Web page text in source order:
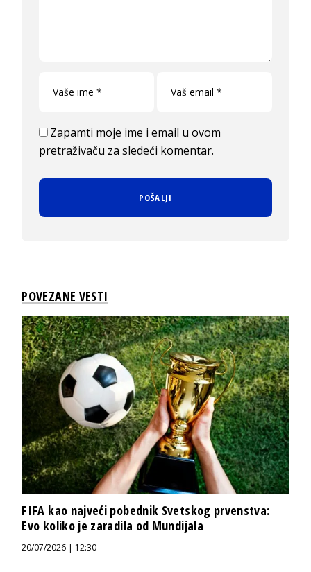
Zapamti moje ime i email u ovom
pretraživaču za sledeći komentar.
POVEZANE VESTI
FIFA kao najveći pobednik Svetskog prvenstva:
Evo koliko je zaradila od Mundijala
20/07/2026 | 12:30